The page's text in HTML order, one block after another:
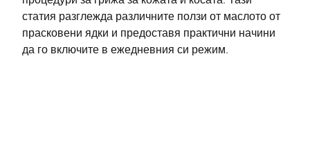
статия разглежда различните ползи от маслото от
прасковени ядки и предоставя практични начини
да го включите в ежедневния си режим.